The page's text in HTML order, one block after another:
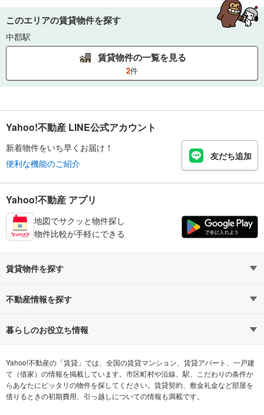
このエリアの賃貸物件を探す
中郡駅
賃貸物件の一覧を見る
2件
Yahoo!不動産 LINE公式アカウント
新着物件をいち早くお届け！
便利な機能のご紹介
友だち追加
Yahoo!不動産 アプリ
地図でサクッと物件探し
物件比較が手軽にできる
賃貸物件を探す
路線・駅から探す
通勤時間から探す
不動産会社から探す 希望の条件から探す
テーマから探す ランキングから探す
不動産情報を探す
不動産・住宅
新築マンション 中古マンション
新築一戸建て 中古一戸建て
暮らしのお役立ち情報
マンションカタログ 教えて！住まいの先生
Yahoo!不動産の「賃貸」では、全国の賃貸マンション、賃貸アパート、一戸建
て（借家）の情報を掲載しています。市区町村や沿線、駅、こだわりの条件か
らあなたにピッタリの物件を探してください。賃貸契約、敷金礼金など部屋を
借りるときの初期費用、引っ越しについての情報も満載です。